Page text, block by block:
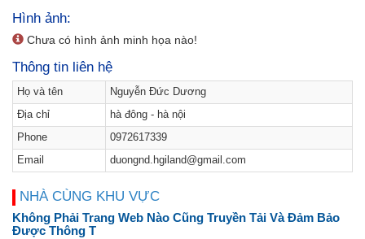
Hình ảnh:
Chưa có hình ảnh minh họa nào!
Thông tin liên hệ
Họ và tên
Nguyễn Đức Dương
Địa chỉ
hà đông - hà nội
Phone
0972617339
Email
duongnd.hgiland@gmail.com
NHÀ CÙNG KHU VỰC
Không Phải Trang Web Nào Cũng Truyền Tải Và Đảm Bảo
Được Thông T